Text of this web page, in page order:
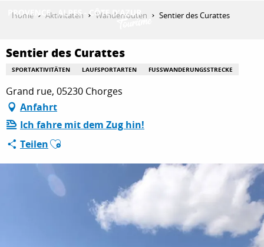
principal
ENTDECKEN
AKTIVITÄTEN
AUFENTHALT
ESPACE PRO
Home Aktivitäten Wanderrouten Sentier des Curattes
Sentier des Curattes
SPORTAKTIVITÄTEN LAUFSPORTARTEN FUSSWANDERUNGSSTRECKE
Grand rue, 05230 Chorges
Anfahrt
Ich fahre mit dem Zug hin!
TeilenAjouter aux favoris